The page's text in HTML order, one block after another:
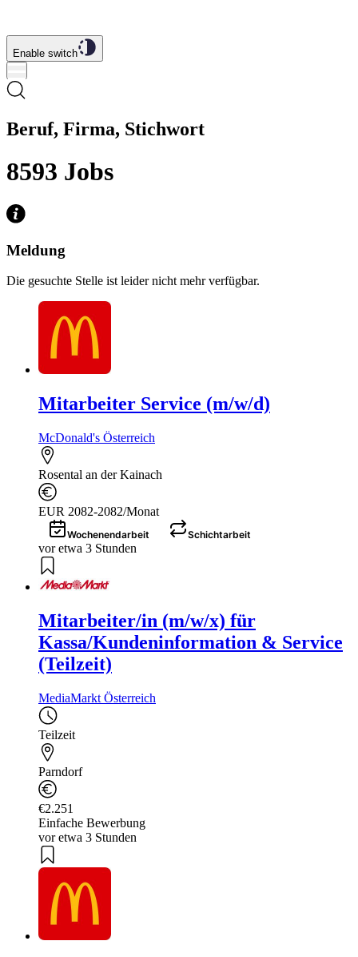
Enable switch
Beruf, Firma, Stichwort
8593 Jobs
Meldung
Die gesuchte Stelle ist leider nicht mehr verfügbar.
Mitarbeiter Service (m/w/d)
McDonald's Österreich
Rosental an der Kainach
EUR 2082-2082/Monat
Wochenendarbeit Schichtarbeit
vor etwa 3 Stunden
Mitarbeiter/in (m/w/x) für
Kassa/Kundeninformation & Service
(Teilzeit)
MediaMarkt Österreich
Teilzeit
Parndorf
€2.251
Einfache Bewerbung
vor etwa 3 Stunden